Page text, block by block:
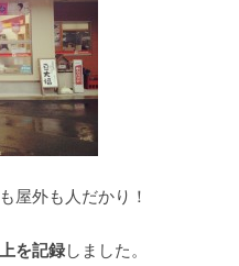
屋外も人だかり！
を記録しました。